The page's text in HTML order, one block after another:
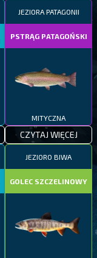
JEZIORA PATAGONII
PSTRĄG PATAGOŃSKI
MITYCZNA
CZYTAJ WIĘCEJ
JEZIORO BIWA
GOLEC SZCZELINOWY